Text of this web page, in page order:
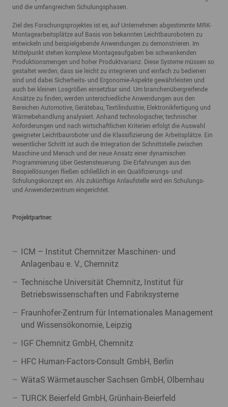
und die umfangreichen Schulungsphasen.
Ziel des Forschungsprojektes ist es, auf Unternehmen abgestimmte MRK-
Montagearbeitsplätze auf Basis von bekannten Leichtbaurobotern zu
entwickeln und beispielgebende Anwendungen zu demonstrieren. Im
Mittelpunkt stehen komplexe Montageaufgaben bei schwankenden
Produktionsmengen und hoher Produktvarianz. Diese Systeme müssen so
gestaltet werden, dass sie leicht zu integrieren und einfach zu bedienen
sind und dabei Sicherheits- und Ergonomie-Aspekte gewährleisten und
auch bei kleinen Losgrößen einsetzbar sind. Um branchenübergreifende
Ansätze zu finden, werden unterschiedliche Anwendungen aus den
Bereichen Automotive, Gerätebau, Textilindustrie, Elektronikfertigung und
Wärmebehandlung analysiert. Anhand technologischer, technischer
Anforderungen und nach wirtschaftlichen Kriterien erfolgt die Auswahl
geeigneter Leichtbauroboter und die Klassifizierung der Arbeitsplätze. Ein
wesentlicher Schritt ist auch die Integration der Schnittstelle zwischen
Maschine und Mensch und der neue Ansatz einer dynamischen
Programmierung über Gestensteuerung. Die Erfahrungen aus den
Beispiellösungen fließen schließlich in ein Qualifizierungs- und
Schulungskonzept ein. Als zukünftige Anlaufstelle wird ein Schulungs-
und Anwenderzentrum eingerichtet.
Projektpartner:
ICM – Institut Chemnitzer Maschinen- und
Anlagenbau e. V., Chemnitz
Technische Universität Chemnitz, Institut für
Betriebswissenschaften und Fabriksysteme
Fraunhofer-Zentrum für Internationales Management
und Wissensökonomie, Leipzig
IGF Chemnitz GmbH, Chemnitz
HFC Human-Factors-Consult GmbH, Berlin
WätaS Wärmetauscher Sachsen GmbH, Olbernhau
TURCK Beierfeld GmbH, Grünhain-Beierfeld